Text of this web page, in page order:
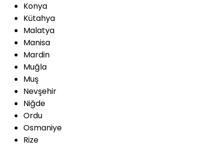
Konya
Kütahya
Malatya
Manisa
Mardin
Muğla
Muş
Nevşehir
Niğde
Ordu
Osmaniye
Rize